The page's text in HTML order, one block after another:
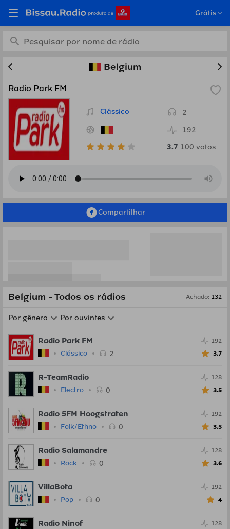
Grátis
Estações de rádio online
grátis de Belgium em
Bissau.Radio
Belgium
Radio Park FM
Clássico
2
192
3.7 100 votos
Compartilhar
Belgium - Todos os rádios Achado: 132
Por gênero Por ouvintes
Radio Park FM
Clássico 2
192
3.7
R-TeamRadio
Electro 0
128
3.5
Radio 5FM Hoogstraten
Folk/Ethno 0
192
3.5
Radio Salamandre
Rock 0
128
3.6
VillaBota
Pop 0
192
4
Radio Ninof
128